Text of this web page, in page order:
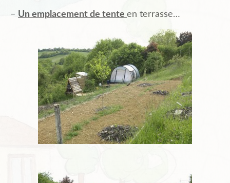
– Un emplacement de tente en terrasse…